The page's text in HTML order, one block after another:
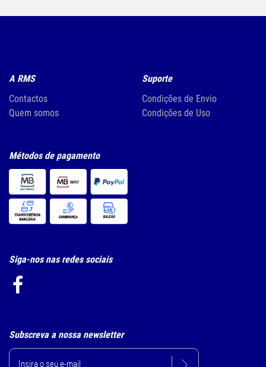
A RMS
Contactos
Quem somos
Suporte
Condições de Envio
Condições de Uso
Métodos de pagamento
Siga-nos nas redes sociais
Subscreva a nossa newsletter